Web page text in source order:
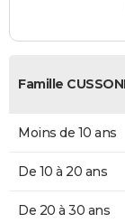
Famille
Moins de 10 ans
De 10 à 20 ans
De 20 à 30 ans